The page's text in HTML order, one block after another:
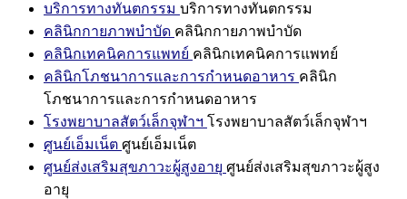
บริการทางทันตกรรม บริการทางทันตกรรม
คลินิกกายภาพบำบัด คลินิกกายภาพบำบัด
คลินิกเทคนิคการแพทย์ คลินิกเทคนิคการแพทย์
คลินิกโภชนาการและการกำหนดอาหาร คลินิก
โภชนาการและการกำหนดอาหาร
โรงพยาบาลสัตว์เล็กจุฬาฯ โรงพยาบาลสัตว์เล็กจุฬาฯ
ศูนย์เอ็มเน็ต ศูนย์เอ็มเน็ต
ศูนย์ส่งเสริมสุขภาวะผู้สูงอายุ ศูนย์ส่งเสริมสุขภาวะผู้สูง
อายุ